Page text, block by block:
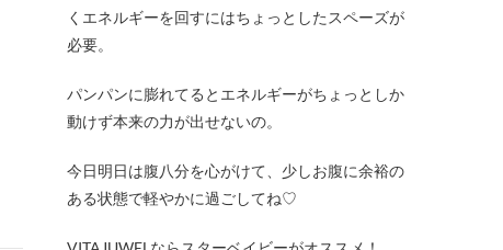
くエネルギーを回すにはちょっとしたスペーズが
必要。
パンパンに膨れてるとエネルギーがちょっとしか
動けず本来の力が出せないの。
今日明日は腹八分を心がけて、少しお腹に余裕の
ある状態で軽やかに過ごしてね♡